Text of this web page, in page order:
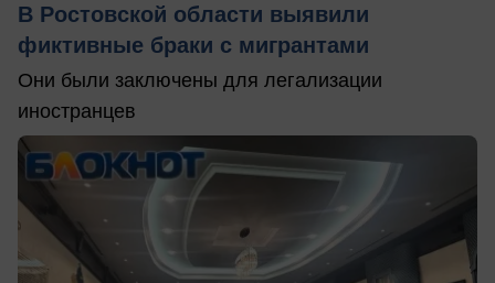
В Ростовской области выявили
фиктивные браки с мигрантами
Они были заключены для легализации
иностранцев